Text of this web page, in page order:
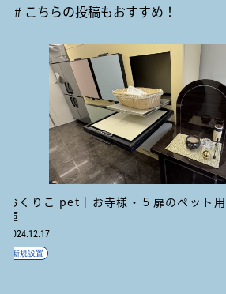
# こちらの投稿もおすすめ！
さつまいも保管冷蔵庫（湿度調節
新規設置